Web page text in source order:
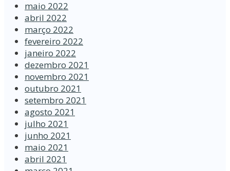
maio 2022
abril 2022
março 2022
fevereiro 2022
janeiro 2022
dezembro 2021
novembro 2021
outubro 2021
setembro 2021
agosto 2021
julho 2021
junho 2021
maio 2021
abril 2021